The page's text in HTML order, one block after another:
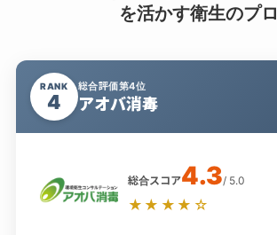
を活かす衛生のプロ
RANK
4
総合評価第4位
アオバ消毒
総合スコア4.3/ 5.0
★★★★☆